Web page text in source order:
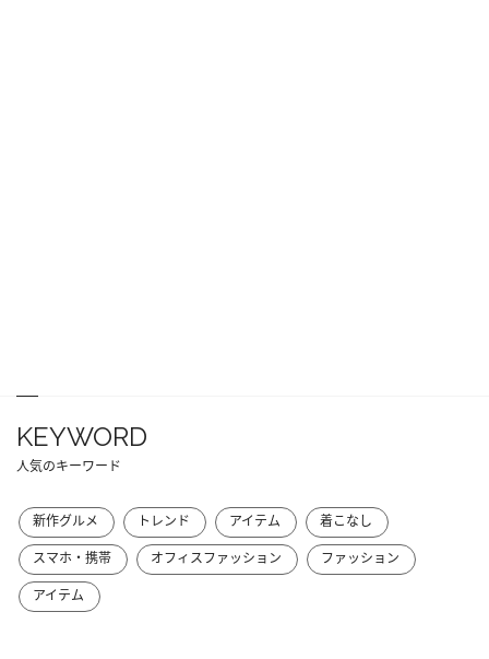
KEYWORD
人気のキーワード
新作グルメ トレンド アイテム
着こなし
スマホ・携帯
オフィスファッション
ファッション
アイテム